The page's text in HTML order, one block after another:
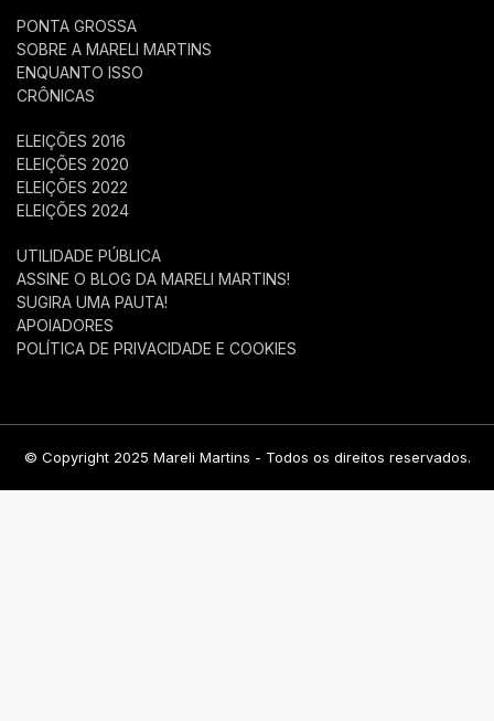
PONTA GROSSA
SOBRE A MARELI MARTINS
ENQUANTO ISSO
CRÔNICAS
ELEIÇÕES 2016
ELEIÇÕES 2020
ELEIÇÕES 2022
ELEIÇÕES 2024
UTILIDADE PÚBLICA
ASSINE O BLOG DA MARELI MARTINS!
SUGIRA UMA PAUTA!
APOIADORES
POLÍTICA DE PRIVACIDADE E COOKIES
© Copyright 2025 Mareli Martins - Todos os direitos reservados.